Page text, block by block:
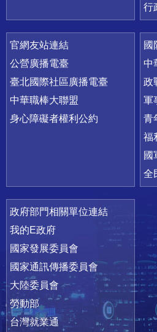
行
官網友站連結
公營廣播電臺
臺北國際社區廣播電臺
中華職棒大聯盟
身心障礙者權利公約
國
中
政
軍
青
福
國
全
政府部門相關單位連結
我的E政府
國家發展委員會
國家通訊傳播委員會
大陸委員會
勞動部
台灣就業通